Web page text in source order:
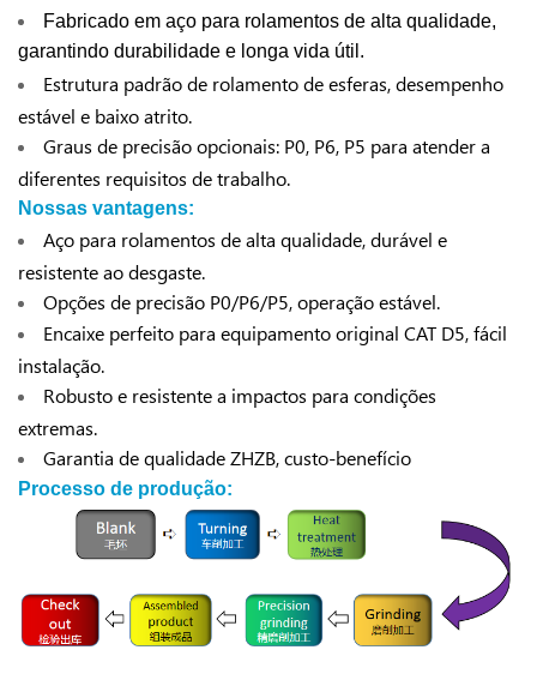
Fabricado em aço para rolamentos de alta qualidade,
garantindo durabilidade e longa vida útil.
Estrutura padrão de rolamento de esferas, desempenho
estável e baixo atrito.
Graus de precisão opcionais: P0, P6, P5 para atender a
diferentes requisitos de trabalho.
Nossas vantagens:
Aço para rolamentos de alta qualidade, durável e
resistente ao desgaste.
Opções de precisão P0/P6/P5, operação estável.
Encaixe perfeito para equipamento original CAT D5, fácil
instalação.
Robusto e resistente a impactos para condições
extremas.
Garantia de qualidade ZHZB, custo-benefício
Processo de produção: